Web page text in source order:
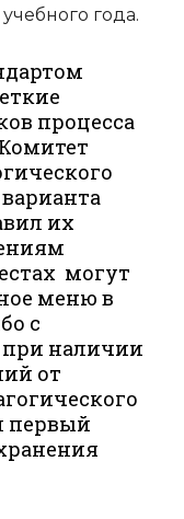
года.
процесса
их
могут
меню в
с
наличии
от
первый